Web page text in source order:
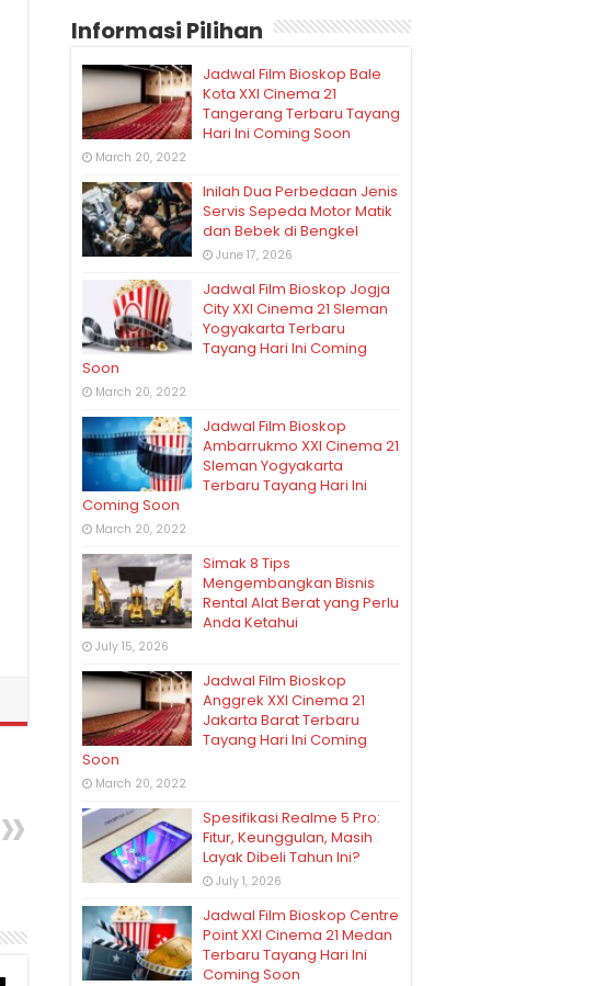
Informasi Pilihan
Jadwal Film Bioskop Bale
Kota XXI Cinema 21
Tangerang Terbaru Tayang
Hari Ini Coming Soon
March 20, 2022
Inilah Dua Perbedaan Jenis
Servis Sepeda Motor Matik
dan Bebek di Bengkel
June 17, 2026
Jadwal Film Bioskop Jogja
City XXI Cinema 21 Sleman
Yogyakarta Terbaru
Tayang Hari Ini Coming
Soon
March 20, 2022
Jadwal Film Bioskop
Ambarrukmo XXI Cinema 21
Sleman Yogyakarta
Terbaru Tayang Hari Ini
Coming Soon
March 20, 2022
Simak 8 Tips
Mengembangkan Bisnis
Rental Alat Berat yang Perlu
Anda Ketahui
July 15, 2026
Jadwal Film Bioskop
Anggrek XXI Cinema 21
Jakarta Barat Terbaru
Tayang Hari Ini Coming
Soon
March 20, 2022
Spesifikasi Realme 5 Pro:
Fitur, Keunggulan, Masih
Layak Dibeli Tahun Ini?
July 1, 2026
Jadwal Film Bioskop Centre
Point XXI Cinema 21 Medan
Terbaru Tayang Hari Ini
Coming Soon